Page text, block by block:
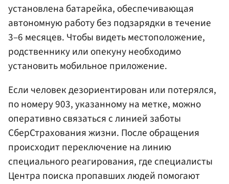
установлена батарейка, обеспечивающая
автономную работу без подзарядки в течение
3–6 месяцев. Чтобы видеть местоположение,
родственнику или опекуну необходимо
установить мобильное приложение.
Если человек дезориентирован или потерялся,
по номеру 903, указанному на метке, можно
оперативно связаться с линией заботы
СберСтрахования жизни. После обращения
происходит переключение на линию
специального реагирования, где специалисты
Центра поиска пропавших людей помогают